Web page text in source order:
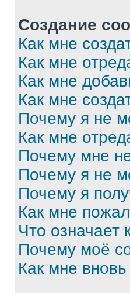
Создание
Как мне
Как мне
Как мне
Как мне
Почему я не
Как мне
Почему мне
Почему я не
Почему я
Как мне
Что означает
Почему моё
Как мне